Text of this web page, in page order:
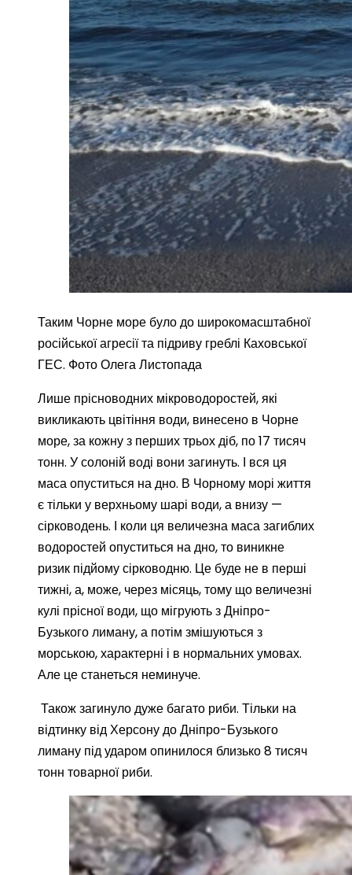
Таким Чорне море було до широкомасштабної
російської агресії та підриву греблі Каховської
ГЕС. Фото Олега Листопада
Лише прісноводних мікроводоростей, які
викликають цвітіння води, винесено в Чорне
море, за кожну з перших трьох діб, по 17 тисяч
тонн. У солоній воді вони загинуть. І вся ця
маса опуститься на дно. В Чорному морі життя
є тільки у верхньому шарі води, а внизу —
сірководень. І коли ця величезна маса загиблих
водоростей опуститься на дно, то виникне
ризик підйому сірководню. Це буде не в перші
тижні, а, може, через місяць, тому що величезні
кулі прісної води, що мігрують з Дніпро-
Бузького лиману, а потім змішуються з
морською, характерні і в нормальних умовах.
Але це станеться неминуче.
Також загинуло дуже багато риби. Тільки на
відтинку від Херсону до Дніпро-Бузького
лиману під ударом опинилося близько 8 тисяч
тонн товарної риби.